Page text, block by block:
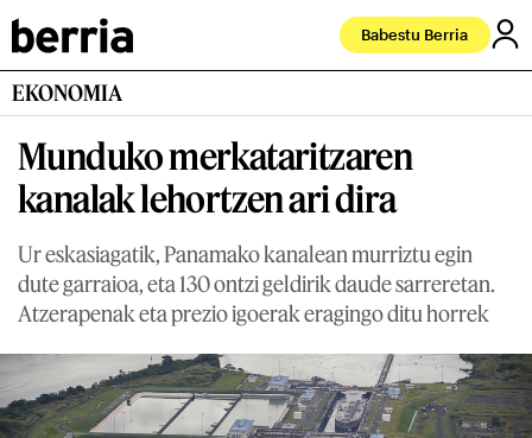
Babestu Berria
EKONOMIA
Munduko merkataritzaren
kanalak lehortzen ari dira
Ur eskasiagatik, Panamako kanalean murriztu egin
dute garraioa, eta 130 ontzi geldirik daude sarreretan.
Atzerapenak eta prezio igoerak eragingo ditu horrek